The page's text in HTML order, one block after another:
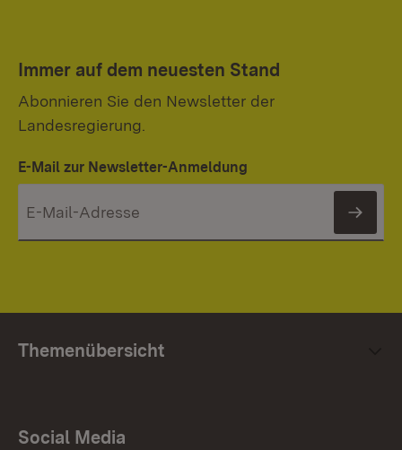
Immer auf dem neuesten Stand
Abonnieren Sie den Newsletter der
Landesregierung.
E-Mail zur Newsletter-Anmeldung
Themenübersicht
Social Media